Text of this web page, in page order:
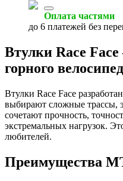
Оплата частями
до 6 платежей без
Втулки Race
горного
Втулки Race Face
выбирают сложные трассы,
сочетают прочность,
экстремальных нагрузок.
любителей.
Преимущества